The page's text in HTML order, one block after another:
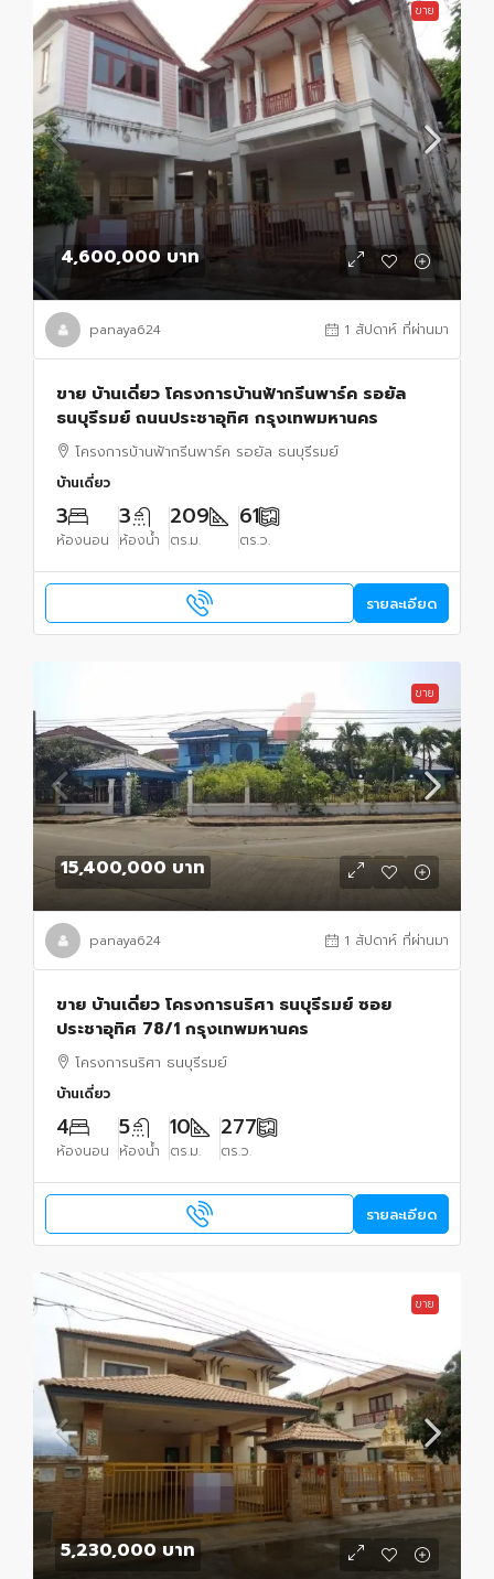
ขาย
4,600,000 บาท
panaya624 1 สัปดาห์ ที่ผ่านมา
ขาย บ้านเดี่ยว โครงการบ้านฟ้ากรีนพาร์ค รอยัล
ธนบุรีรมย์ ถนนประชาอุทิศ กรุงเทพมหานคร
โครงการบ้านฟ้ากรีนพาร์ค รอยัล ธนบุรีรมย์
บ้านเดี่ยว
3
ห้องนอน
3
ห้องน้ำ
209
ตร.ม.
61
ตร.ว.
รายละเอียด
ขาย
15,400,000 บาท
panaya624 1 สัปดาห์ ที่ผ่านมา
ขาย บ้านเดี่ยว โครงการนริศา ธนบุรีรมย์ ซอย
ประชาอุทิศ 78/1 กรุงเทพมหานคร
โครงการนริศา ธนบุรีรมย์
บ้านเดี่ยว
4
ห้องนอน
5
ห้องน้ำ
10
ตร.ม.
277
ตร.ว.
รายละเอียด
ขาย
5,230,000 บาท